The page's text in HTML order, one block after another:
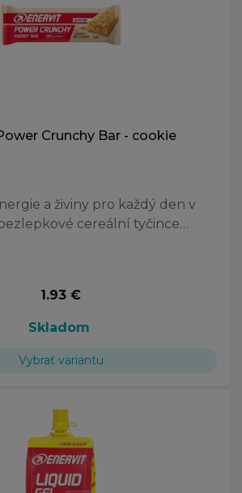
Crunchy Bar - cookie
a živiny pro každý den v
cereální tyčince…
1.93 €
Skladom
Vybrať variantu